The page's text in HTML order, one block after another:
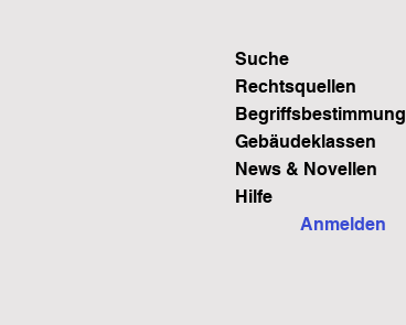
Anmelden
Suche
Rechtsquellen
Gebäudeklassen
News & Novellen
Hilfe